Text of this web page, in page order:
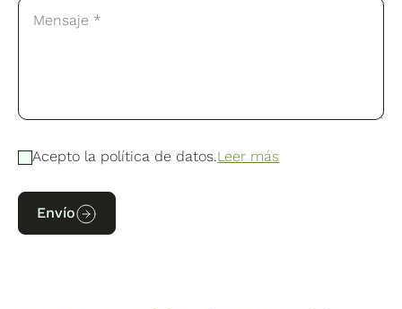
Acepto la política de datos.Leer más
Envío